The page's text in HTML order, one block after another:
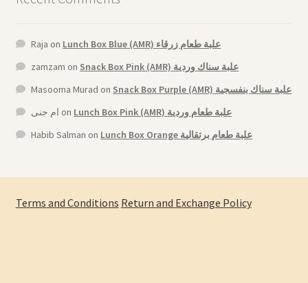
Raja on
Lunch Box Blue (AMR) علبة طعام زرقاء
zamzam on
Snack Box Pink (AMR) علبة سناك وردية
Masooma Murad on
Snack Box Purple (AMR) علبة سناك بنفسجية
ام جنى on
Lunch Box Pink (AMR) علبة طعام وردية
Habib Salman on Lunch Box Orange علبة طعام برتقالية
Terms and Conditions Return and Exchange Policy